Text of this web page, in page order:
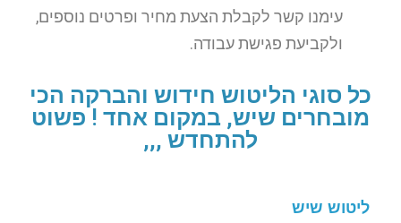
עימנו קשר לקבלת הצעת מחיר ופרטים נוספים,
ולקביעת פגישת עבודה.
כל סוגי הליטוש חידוש והברקה הכי
מובחרים שיש, במקום אחד ! פשוט
להתחדש ,,,
ליטוש שיש